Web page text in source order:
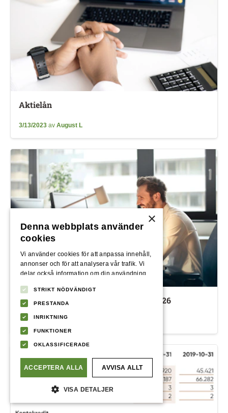
Aktielån
3/13/2023 av August L
Låneförmedlaren med flest banker 2026
4/26/2023avSimon Klaesson
×
Denna webbplats använder
cookies
Vi använder cookies för att anpassa innehåll,
annonser och för att analysera vår trafik. Vi
delar också information om din användning
analyspartners som kan kombinera den med
annan information som du har tillhandahållit
dem eller som de har samlat in från din
användning av deras tjänster.
Integritetspolicy
STRIKT NÖDVÄNDIGT
PRESTANDA
INRIKTNING
FUNKTIONER
OKLASSIFICERADE
ACCEPTERA ALLA AVVISA ALLT
VISA DETALJER